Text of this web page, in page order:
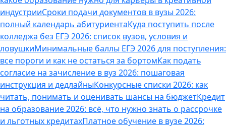
индустрииСроки подачи документов в вузы 2026:
полный календарь абитуриентаКуда поступить после
колледжа без ЕГЭ 2026: список вузов, условия и
ловушкиМинимальные баллы ЕГЭ 2026 для поступления:
все пороги и как не остаться за бортомКак подать
согласие на зачисление в вуз 2026: пошаговая
инструкция и дедлайныКонкурсные списки 2026: как
читать, понимать и оценивать шансы на бюджетКредит
на образование 2026: всё, что нужно знать о рассрочке
и льготных кредитахПлатное обучение в вузе 2026: